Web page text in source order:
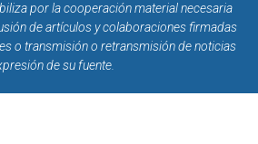
por la cooperación material necesaria
de artículos y colaboraciones firmadas
o transmisión o retransmisión de noticias
de su fuente.